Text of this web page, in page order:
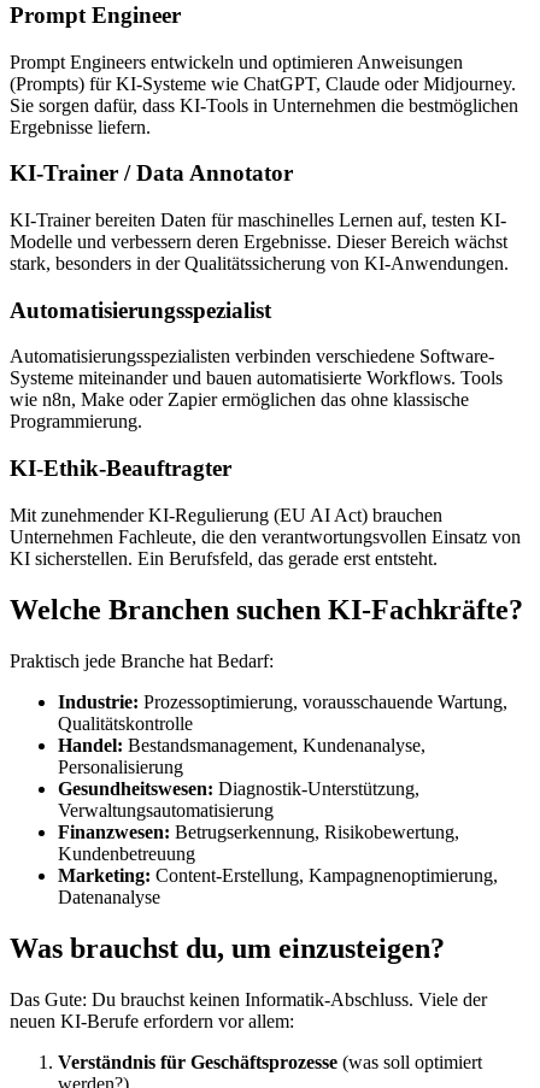
Prompt Engineer
Prompt Engineers entwickeln und optimieren Anweisungen
(Prompts) für KI-Systeme wie ChatGPT, Claude oder Midjourney.
Sie sorgen dafür, dass KI-Tools in Unternehmen die bestmöglichen
Ergebnisse liefern.
KI-Trainer / Data Annotator
KI-Trainer bereiten Daten für maschinelles Lernen auf, testen KI-
Modelle und verbessern deren Ergebnisse. Dieser Bereich wächst
stark, besonders in der Qualitätssicherung von KI-Anwendungen.
Automatisierungsspezialist
Automatisierungsspezialisten verbinden verschiedene Software-
Systeme miteinander und bauen automatisierte Workflows. Tools
wie n8n, Make oder Zapier ermöglichen das ohne klassische
Programmierung.
KI-Ethik-Beauftragter
Mit zunehmender KI-Regulierung (EU AI Act) brauchen
Unternehmen Fachleute, die den verantwortungsvollen Einsatz von
KI sicherstellen. Ein Berufsfeld, das gerade erst entsteht.
Welche Branchen suchen KI-Fachkräfte?
Praktisch jede Branche hat Bedarf:
Industrie: Prozessoptimierung, vorausschauende Wartung,
Qualitätskontrolle
Handel: Bestandsmanagement, Kundenanalyse,
Personalisierung
Gesundheitswesen: Diagnostik-Unterstützung,
Verwaltungsautomatisierung
Finanzwesen: Betrugserkennung, Risikobewertung,
Kundenbetreuung
Marketing: Content-Erstellung, Kampagnenoptimierung,
Datenanalyse
Was brauchst du, um einzusteigen?
Das Gute: Du brauchst keinen Informatik-Abschluss. Viele der
neuen KI-Berufe erfordern vor allem:
Verständnis für Geschäftsprozesse (was soll optimiert
werden?)